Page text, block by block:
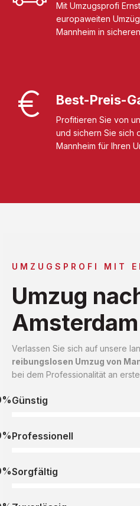
Mit Umzugsprofi
europaweiten
Mannheim in
Best-Preis-
Profitieren Sie von
und sichern Sie sich
Mannheim für Ihren
UMZUGSPROFI MIT
Umzug
Amsterdam
Verlassen Sie sich auf unsere
reibungslosen Umzug von
bei dem Professionalität an
Günstig
Professionell
Sorgfältig